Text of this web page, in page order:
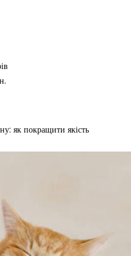
як покращити якість